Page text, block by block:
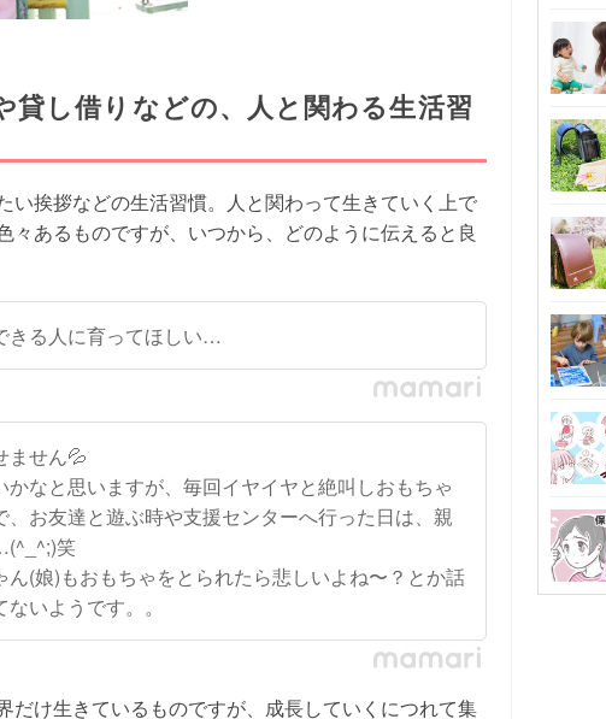
貸し借りなどの、人と関わる生活習
い挨拶などの生活習慣。人と関わって生きていく上で
々あるものですが、いつから、どのように伝えると良
きる人に育ってほしい…
ません💦
なと思いますが、毎回イヤイヤと絶叫しおもちゃ
、お友達と遊ぶ時や支援センターへ行った日は、親
笑
ん(娘)もおもちゃをとられたら悲しいよね〜？とか話
いようです。。
だけ生きているものですが、成長していくにつれて集